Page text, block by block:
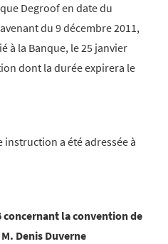
Degroof en date du
du 9 décembre 2011,
à la Banque, le 25 janvier
dont la durée expirera le
instruction a été adressée à
concernant la convention de
Denis Duverne